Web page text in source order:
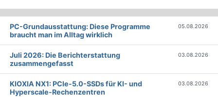
PC-Grundausstattung: Diese Programme
braucht man im Alltag wirklich
05.08.2026
Juli 2026: Die Bericht­erstattung
zusammengefasst
03.08.2026
KIOXIA NX1: PCIe-5.0-SSDs für KI- und
Hyperscale-Rechenzentren
03.08.2026